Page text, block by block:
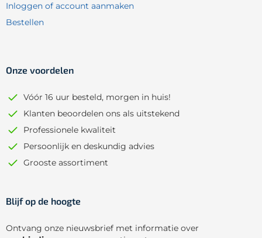
Inloggen of account aanmaken
Bestellen
Onze voordelen
Vóór 16 uur besteld, morgen in huis!
Klanten beoordelen ons als uitstekend
Professionele kwaliteit
Persoonlijk en deskundig advies
Grooste assortiment
Blijf op de hoogte
Ontvang onze nieuwsbrief met informatie over